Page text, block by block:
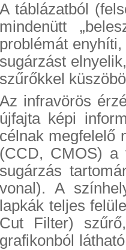
A táblázatból
mindenütt
problémát
sugárzást
szűrőkkel
Az infravörös
újfajta képi
célnak megfelelő
(CCD, CMOS) a
sugárzás
vonal). A
lapkák teljes
Cut Filter)
grafikonból